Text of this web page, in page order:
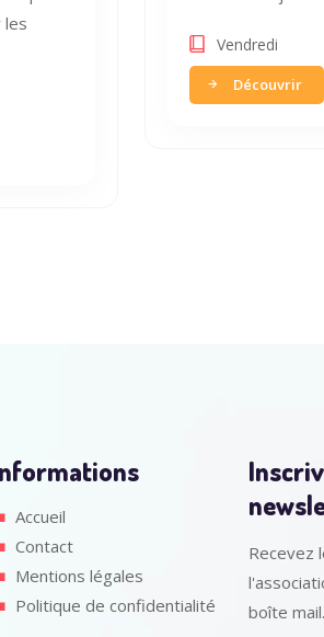
les
Vendredi
Découvrir
Accueil
Contact
Mentions légales
Politique de confidentialité
Recevez
boîte mail.